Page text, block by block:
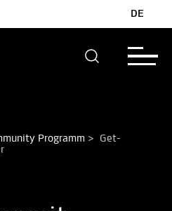
DE
Programm > Get-